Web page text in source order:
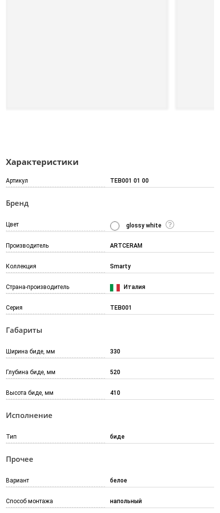
Характеристики
Артикул TEB001 01 00
Бренд
Цвет glossy white
Производитель ARTCERAM
Коллекция Smarty
Страна-производитель Италия
Серия TEB001
Габариты
Ширина биде, мм 330
Глубина биде, мм 520
Высота биде, мм 410
Исполнение
Тип биде
Прочее
Вариант белое
Способ монтажа напольный